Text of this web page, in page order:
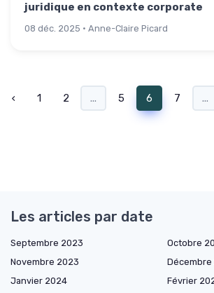
juridique en contexte corporate
08 déc. 2025 · Anne-Claire Picard
‹ 1 2 ... 5 6 7 ...
Les articles par date
Septembre 2023
Octobre
Novembre 2023
Décembre
Janvier 2024
Février